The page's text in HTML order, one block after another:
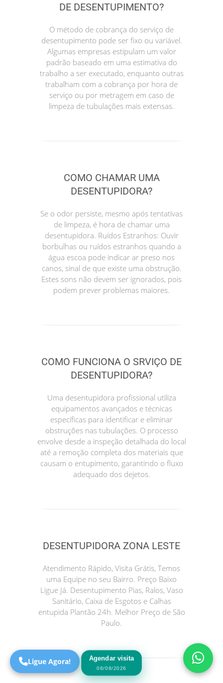
DE DESENTUPIMENTO?
O método de cobrança do serviço de
desentupimento pode ser fixo ou variável.
Algumas empresas estipulam um valor
padrão baseado em uma estimativa do
trabalho a ser executado, enquanto outras
trabalham com a cobrança por hora de
serviço ou por metragem em caso de
limpeza de tubulações mais extensas.
COMO CHAMAR UMA
DESENTUPIDORA?
Se o odor persiste, mesmo após tentativas
de limpeza, é hora de chamar uma
desentupidora. Ruídos Estranhos: Ouvir
borbulhas ou ruídos estranhos quando a
água escoa pode indicar ar preso nos
canos, sinal de que existe uma obstrução.
Estes sons não devem ser ignorados, pois
podem prever problemas maiores.
COMO FUNCIONA O SRVIÇO DE
DESENTUPIDORA?
Uma desentupidora profissional utiliza
equipamentos avançados e técnicas
específicas para identificar e eliminar
obstruções nas tubulações. O processo
envolve desde a inspeção detalhada do local
até a remoção completa dos materiais que
causam o entupimento, garantindo o fluxo
adequado dos dejetos.
DESENTUPIDORA ZONA LESTE
Atendimento Rápido, Visita Grátis, Temos
uma Equipe no seu Bairro. Preço Baixo
Ligue Já. Desentupimento Pias, Ralos, Vaso
Sanitário, Caixa de Esgotos e Calhas
entupida Plantão 24h. Melhor Preço de São
Paulo.
Agendar visita
06/08/2026
Precisa de Ajuda?
Online
São Paulo! Precisa de
ajuda?
Ligue Agora!